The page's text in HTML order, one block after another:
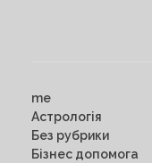
me
Астрологія
Без рубрики
Бізнес допомога